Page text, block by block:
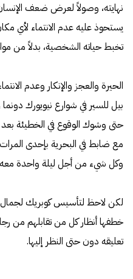
نهايته، وصولاً لعرض ضعف
يستحوذ عليه عدم الانتماء لأي
تخبط حياته الشخصية، بدلاً من
الحيرة والعجز والإنكار وعدم
بيل للسير في شوارع نيويورك
حتى وشوك الوقوع في الخطيئة
مع ضابط في البحرية بإحدى
وكل شيء من أجل ليلة واحدة
لكن لاحظ لتأسيس كوبريك لجمال
خطفها أنظار كل من تقابلهم من
تعليقه دون حتى النظر إليها.